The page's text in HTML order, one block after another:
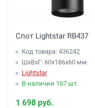
Спот Lightstar RB437
Код товара: 436242
ШхВхГ: 60x186x60 мм
Lightstar
В наличии 167 шт.
1 698 руб.